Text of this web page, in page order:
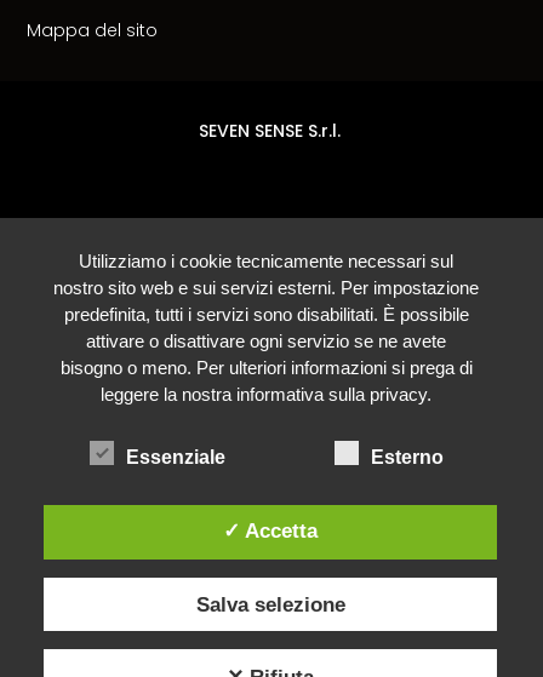
Mappa del sito
SEVEN SENSE S.r.l.
Utilizziamo i cookie tecnicamente necessari sul
nostro sito web e sui servizi esterni. Per impostazione
predefinita, tutti i servizi sono disabilitati. È possibile
attivare o disattivare ogni servizio se ne avete
bisogno o meno. Per ulteriori informazioni si prega di
leggere la nostra informativa sulla privacy.
Essenziale Esterno
✓ Accetta
Salva selezione